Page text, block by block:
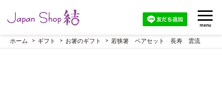
menu
ホーム ギフト お箸のギフト 若狭箸 ペアセット 長寿 雲流